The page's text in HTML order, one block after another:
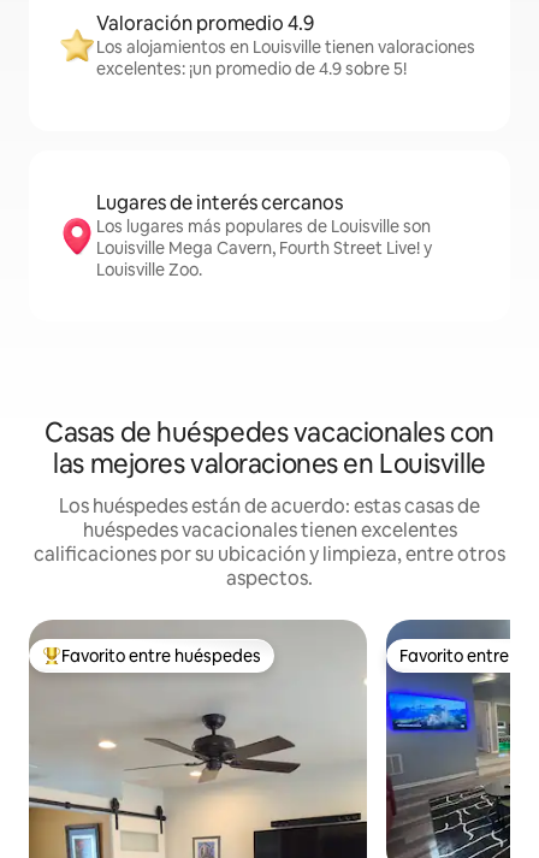
Valoración promedio 4.9
Los alojamientos en Louisville tienen valoraciones
excelentes: ¡un promedio de 4.9 sobre 5!
Lugares de interés cercanos
Los lugares más populares de Louisville son
Louisville Mega Cavern, Fourth Street Live! y
Louisville Zoo.
Casas de huéspedes vacacionales con
las mejores valoraciones en Louisville
Los huéspedes están de acuerdo: estas casas de
huéspedes vacacionales tienen excelentes
calificaciones por su ubicación y limpieza, entre otros
aspectos.
Favorito entre huéspedes preferido
Favorito entre huéspedes Favorito entre
Favorito entre